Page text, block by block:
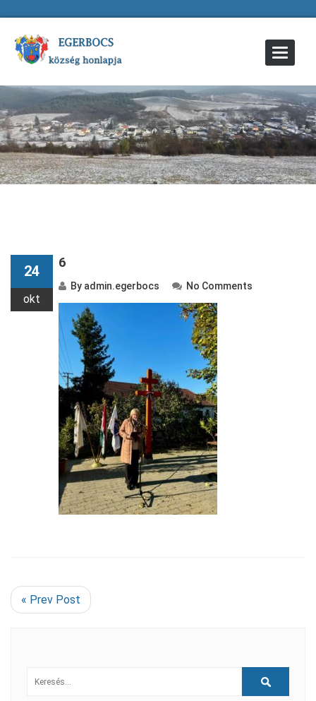
Toggle
24
okt
6
By admin.egerbocs No Comments
« Prev Post